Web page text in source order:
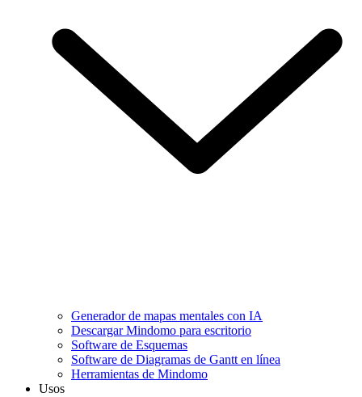
Generador de mapas mentales con IA
Descargar Mindomo para escritorio
Software de Esquemas
Software de Diagramas de Gantt en línea
Herramientas de Mindomo
Usos